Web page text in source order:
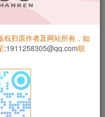
超市
行兼职 优惠促销 二手信
权归原作者及网站所有，如
:1911258305@qq.com联